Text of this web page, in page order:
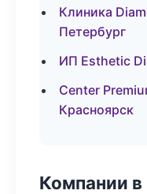
Клиника
Петербург
ИП Esthetic
Center
Красноярск
Компании